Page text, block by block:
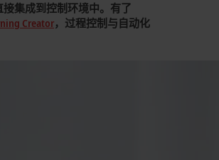
集成到控制环境中。有了
Creator， 过程控制与自动化